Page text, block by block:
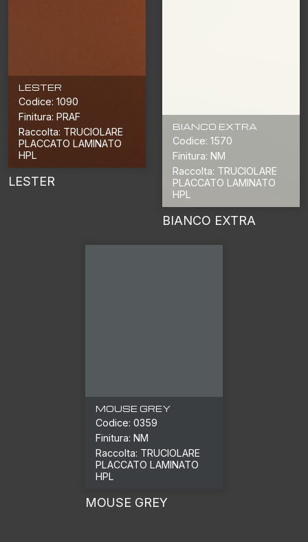
LESTER
Codice: 1090
Finitura: PRAF
Raccolta: TRUCIOLARE
PLACCATO LAMINATO
HPL
LESTER
BIANCO EXTRA
Codice: 1570
Finitura: NM
Raccolta: TRUCIOLARE
PLACCATO LAMINATO
HPL
BIANCO EXTRA
MOUSE GREY
Codice: 0359
Finitura: NM
Raccolta: TRUCIOLARE
PLACCATO LAMINATO
HPL
MOUSE GREY